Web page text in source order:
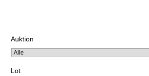
Auktion
Lot